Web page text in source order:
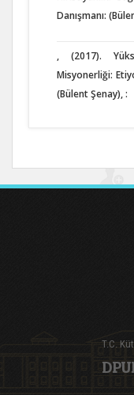
Danışmanı:
, (2017).
Misyonerliği:
(Bülent Şenay), :
T.C.